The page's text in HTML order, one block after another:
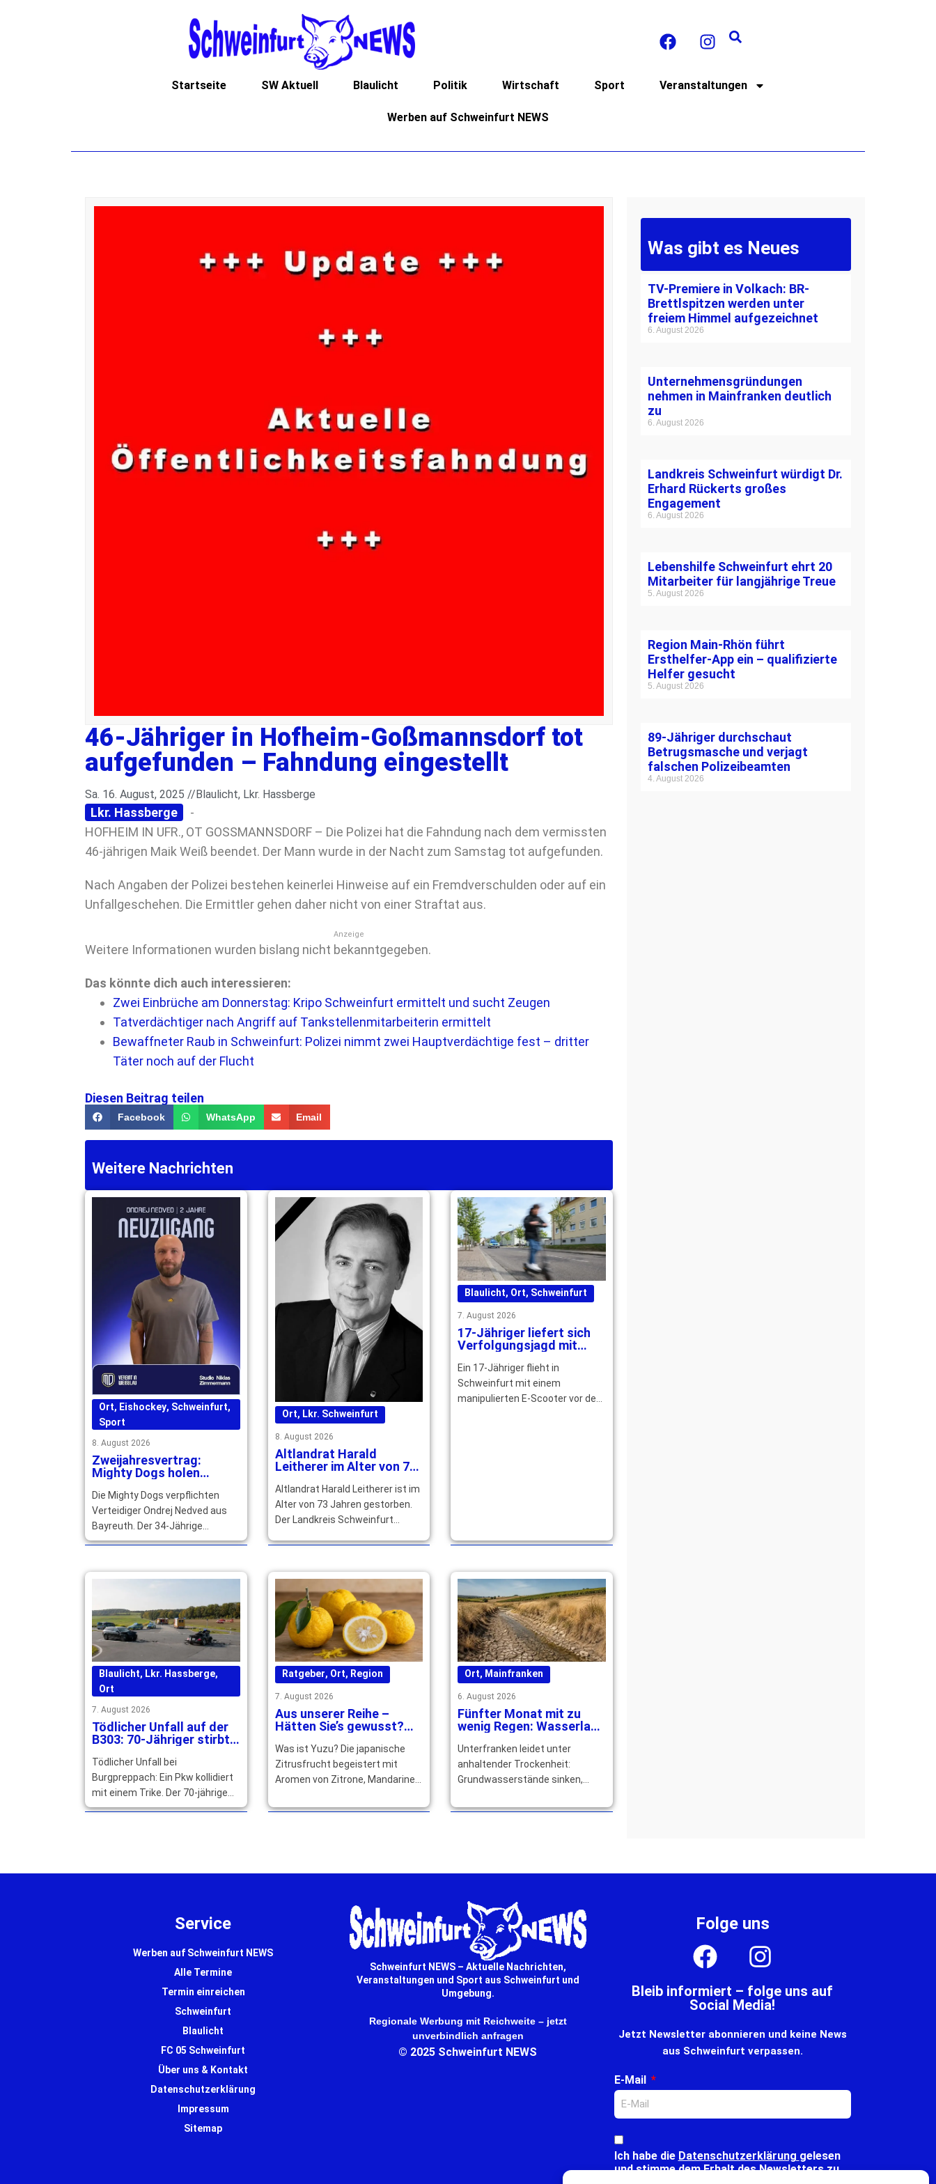
Startseite SW Aktuell Blaulicht Politik Wirtschaft Sport Veranstaltungen
Werben auf Schweinfurt NEWS
46-Jähriger in Hofheim-Goßmannsdorf tot
aufgefunden – Fahndung eingestellt
Sa. 16. August, 2025 //Blaulicht, Lkr. Hassberge
Lkr. Hassberge
-
HOFHEIM IN UFR., OT GOSSMANNSDORF – Die Polizei hat die Fahndung nach dem vermissten
46-jährigen Maik Weiß beendet. Der Mann wurde in der Nacht zum Samstag tot aufgefunden.
Nach Angaben der Polizei bestehen keinerlei Hinweise auf ein Fremdverschulden oder auf ein
Unfallgeschehen. Die Ermittler gehen daher nicht von einer Straftat aus.
Anzeige
Weitere Informationen wurden bislang nicht bekanntgegeben.
Das könnte dich auch interessieren:
Zwei Einbrüche am Donnerstag: Kripo Schweinfurt ermittelt und sucht Zeugen
Tatverdächtiger nach Angriff auf Tankstellenmitarbeiterin ermittelt
Bewaffneter Raub in Schweinfurt: Polizei nimmt zwei Hauptverdächtige fest – dritter
Täter noch auf der Flucht
Diesen Beitrag teilen
Facebook WhatsApp Email
Weitere Nachrichten
Ort, Eishockey, Schweinfurt,
Sport
8. August 2026
Zweijahresvertrag:
Mighty Dogs holen
Bayreuth
Die Mighty Dogs verpflichten
Verteidiger Ondrej Nedved aus
Bayreuth. Der 34-Jährige
unterschreibt beim ERV
zwei Spielzeiten. … mehr
Ort, Lkr. Schweinfurt
8. August 2026
Altlandrat Harald
Leitherer im Alter von 73
Altlandrat Harald Leitherer ist im
Alter von 73 Jahren gestorben.
Der Landkreis Schweinfurt
Blaulicht, Ort, Schweinfurt
7. August 2026
17-Jähriger liefert sich
Verfolgungsjagd mit
Ein 17-Jähriger flieht in
Schweinfurt mit einem
manipulierten E-Scooter vor der
Blaulicht, Lkr. Hassberge,
Ort
7. August 2026
Tödlicher Unfall auf der
B303: 70-Jähriger stirbt
Tödlicher Unfall bei
Burgpreppach: Ein Pkw kollidiert
mit einem Trike. Der 70-jährige
Fahrer stirbt, sein 14-jähriger
Ratgeber, Ort, Region
7. August 2026
Aus unserer Reihe –
Hätten Sie’s gewusst?
Cocktails verfeinert
Was ist Yuzu? Die japanische
Zitrusfrucht begeistert mit
Aromen von Zitrone, Mandarine
Speisen und Getränke raffiniert.
Ort, Mainfranken
6. August 2026
Fünfter Monat mit zu
wenig Regen: Wasserlage
sich zu
Unterfranken leidet unter
anhaltender Trockenheit:
Grundwasserstände sinken,
Trinkwasserversorgung bleibt
Was gibt es Neues
TV-Premiere in Volkach: BR-
Brettlspitzen werden unter
freiem Himmel aufgezeichnet
6. August 2026
Unternehmensgründungen
nehmen in Mainfranken deutlich
zu
6. August 2026
Landkreis Schweinfurt würdigt Dr.
Erhard Rückerts großes
Engagement
6. August 2026
Lebenshilfe Schweinfurt ehrt 20
Mitarbeiter für langjährige Treue
5. August 2026
Region Main-Rhön führt
Ersthelfer-App ein – qualifizierte
Helfer gesucht
5. August 2026
89-Jähriger durchschaut
Betrugsmasche und verjagt
falschen Polizeibeamten
4. August 2026
Service
Werben auf Schweinfurt NEWS
Alle Termine
Termin einreichen
Schweinfurt
Blaulicht
FC 05 Schweinfurt
Über uns & Kontakt
Datenschutzerklärung
Impressum
Sitemap
Schweinfurt NEWS – Aktuelle Nachrichten,
Veranstaltungen und Sport aus Schweinfurt und
Umgebung.
Regionale Werbung mit Reichweite – jetzt
unverbindlich anfragen
© 2025 Schweinfurt NEWS
Folge uns
Bleib informiert – folge uns auf
Social Media!
Jetzt Newsletter abonnieren und keine News
aus Schweinfurt verpassen.
E-Mail
Ich habe die Datenschutzerklärung gelesen
und stimme dem Erhalt des Newsletters zu.